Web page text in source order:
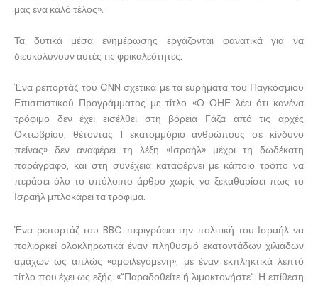
μας ένα καλό τέλος».
Τα δυτικά μέσα ενημέρωσης εργάζονται φανατικά για να
διευκολύνουν αυτές τις φρικαλεότητες.
Ένα ρεπορτάζ του CNN σχετικά με τα ευρήματα του Παγκόσμιου
Επισιτιστικού Προγράμματος με τίτλο «Ο ΟΗΕ λέει ότι κανένα
τρόφιμο δεν έχει εισέλθει στη βόρεια Γάζα από τις αρχές
Οκτωβρίου, θέτοντας 1 εκατομμύριο ανθρώπους σε κίνδυνο
πείνας» δεν αναφέρει τη λέξη «Ισραήλ» μέχρι τη δωδέκατη
παράγραφο, και στη συνέχεια καταφέρνει με κάποιο τρόπο να
περάσει όλο το υπόλοιπο άρθρο χωρίς να ξεκαθαρίσει πως το
Ισραήλ μπλοκάρει τα τρόφιμα.
Ένα ρεπορτάζ του BBC περιγράφει την πολιτική του Ισραήλ να
πολιορκεί ολοκληρωτικά έναν πληθυσμό εκατοντάδων χιλιάδων
αμάχων ως απλώς «αμφιλεγόμενη», με έναν εκπληκτικά λεπτό
τίτλο που έχει ως εξής: «“Παραδοθείτε ή λιμοκτονήστε”: Η επίθεση